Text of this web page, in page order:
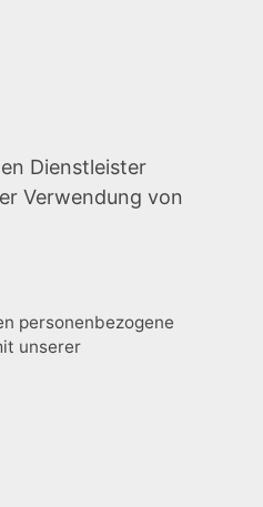
Dienstleister
Verwendung von
personenbezogene
unserer